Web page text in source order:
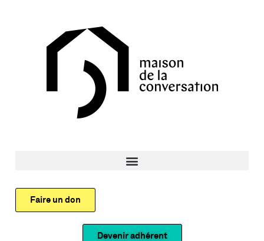
Faire un don
Devenir adhérent